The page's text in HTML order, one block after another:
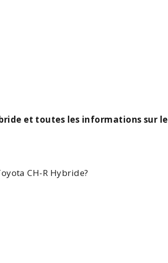
et toutes les informations sur le
CH-R Hybride?